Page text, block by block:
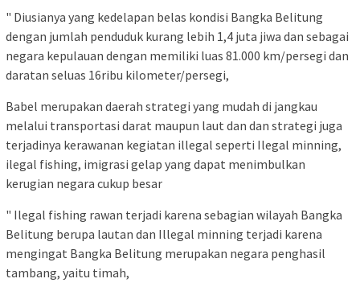
" Diusianya yang kedelapan belas kondisi Bangka Belitung
dengan jumlah penduduk kurang lebih 1,4 juta jiwa dan sebagai
negara kepulauan dengan memiliki luas 81.000 km/persegi dan
daratan seluas 16ribu kilometer/persegi,
Babel merupakan daerah strategi yang mudah di jangkau
melalui transportasi darat maupun laut dan dan strategi juga
terjadinya kerawanan kegiatan illegal seperti Ilegal minning,
ilegal fishing, imigrasi gelap yang dapat menimbulkan
kerugian negara cukup besar
" Ilegal fishing rawan terjadi karena sebagian wilayah Bangka
Belitung berupa lautan dan Illegal minning terjadi karena
mengingat Bangka Belitung merupakan negara penghasil
tambang, yaitu timah,